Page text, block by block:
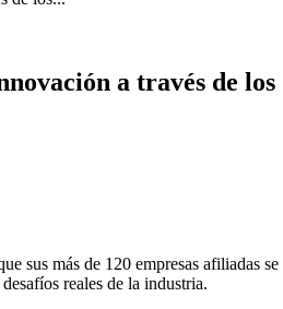
a través de
sus más de 120 empresas afiliadas
reales de la industria.